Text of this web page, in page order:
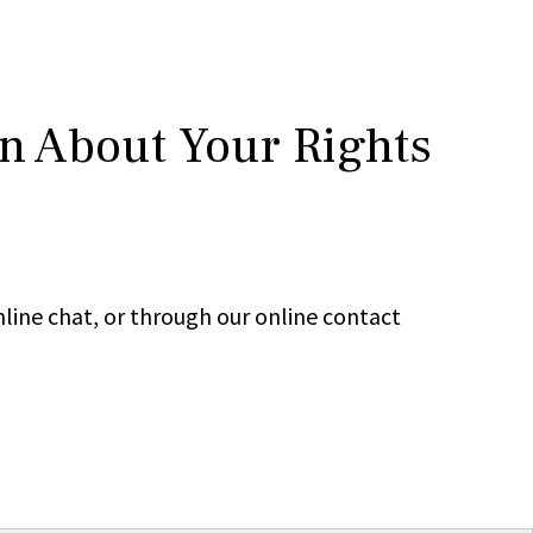
About Your Rights
chat, or through our online contact